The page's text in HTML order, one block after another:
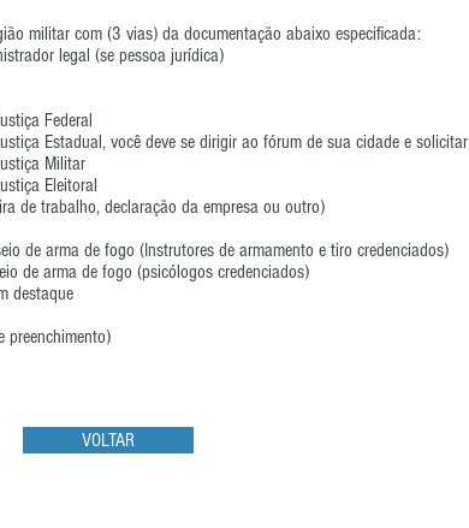
militar com (3 vias) da documentação abaixo especificada:
legal (se pessoa jurídica)
Federal
Estadual, você deve se dirigir ao fórum de sua cidade e solicitar
Militar
Eleitoral
de trabalho, declaração da empresa ou outro)
de arma de fogo (Instrutores de armamento e tiro credenciados)
de arma de fogo (psicólogos credenciados)
destaque
preenchimento)
VOLTAR